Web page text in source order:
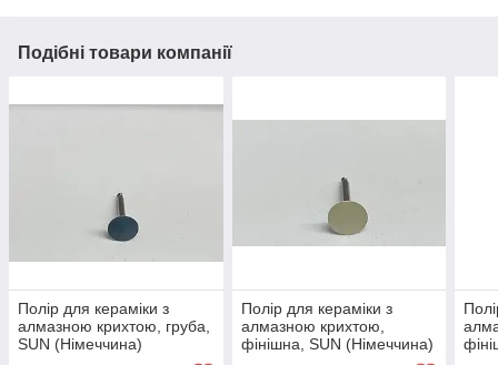
Подібні товари компанії
Полір для кераміки з
алмазною крихтою, груба,
SUN (Німеччина)
Полір для кераміки з
алмазною крихтою,
фінішна, SUN (Німеччина)